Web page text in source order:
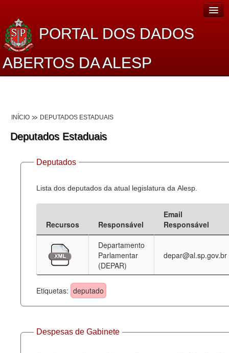
PORTAL DOS DADOS
ABERTOS DA ALESP
Lei de Acesso à Informação
Dados Governamentais Abertos
Planejamento
Catálogo de dados
Processo Legislativo
Deputados Estaduais
Administração
Legislação
Agenda
Perguntas frequentes
INÍCIO DEPUTADOS ESTADUAIS
Deputados Estaduais
Deputados
Lista dos deputados da atual legislatura da Alesp.
Recursos Responsável
Email
Responsável
Departamento
Parlamentar
(DEPAR)
depar@al.sp.gov.br
Etiquetas: deputado
Despesas de Gabinete